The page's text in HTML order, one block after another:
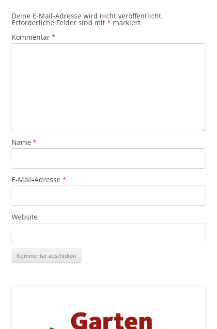
Deine E-Mail-Adresse wird nicht veröffentlicht.
Erforderliche Felder sind mit * markiert
Kommentar *
Name *
E-Mail-Adresse *
Website